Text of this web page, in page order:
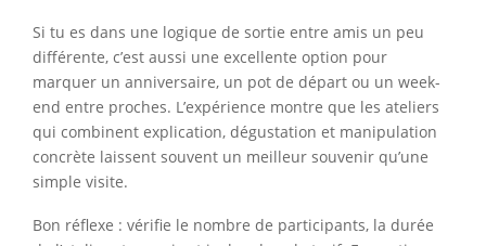
Si tu es dans une logique de sortie entre amis un peu
différente, c’est aussi une excellente option pour
marquer un anniversaire, un pot de départ ou un week-
end entre proches. L’expérience montre que les ateliers
qui combinent explication, dégustation et manipulation
concrète laissent souvent un meilleur souvenir qu’une
simple visite.
Bon réflexe : vérifie le nombre de participants, la durée